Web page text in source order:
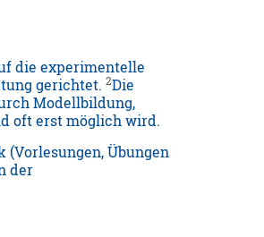
die experimentelle
gerichtet.2Die
Modellbildung,
oft erst möglich wird.
Übungen
der